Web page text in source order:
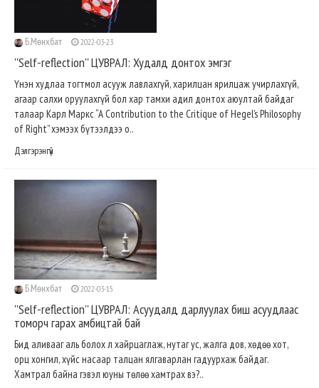
Б.Мөнхбат 2022-03-23
''Self-reflection'' ЦУВРАЛ: Худалд донтох эмгэг
Үнэн худлаа тогтмол асууж лавлахгүй, харилцан ярилцаж учирлахгүй,
агаар салхи оруулахгүй бол хар тамхи адил донтох аюултай байдаг
талаар Карл Маркс “A Contribution to the Critique of Hegel’s Philosophy
of Right” хэмээх бүтээлдээ о..
Дэлгэрэнгүй
Б.Мөнхбат 2022-03-15
''Self-reflection'' ЦУВРАЛ: Асуудалд дарлуулах биш асуудлаас
томорч гарах амбицтай бай
Бид аливааг аль болох л хайрцаглаж, нутаг ус, жалга дов, хөдөө хот,
орц хонгил, хүйс насаар талцан ялгаварлан гадуурхаж байдаг.
Хамтрал байна гэвэл юуны төлөө хамтрах вэ?..